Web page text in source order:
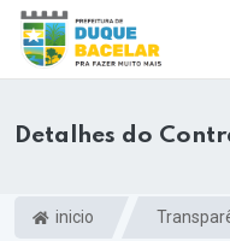
Detalhes do
inicio